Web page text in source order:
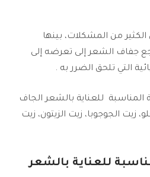
من المشكلات، بينها
جفاف الشعر إلى تعرضه إلى
التي تلحق الضرر به .
المناسبة للعناية بالشعر الجاف
زيت الجوجوبا، زيت الزيتون، زيت
للعناية بالشعر